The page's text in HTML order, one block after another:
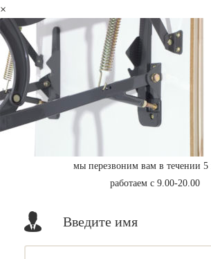
×
мы перезвоним вам в течении 5
работаем с 9.00-20.00
Введите имя